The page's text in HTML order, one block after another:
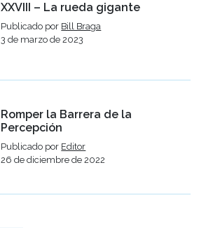
XXVIII – La rueda gigante
Publicado por Bill Braga
3 de marzo de 2023
Romper la Barrera de la
Percepción
Publicado por Editor
26 de diciembre de 2022